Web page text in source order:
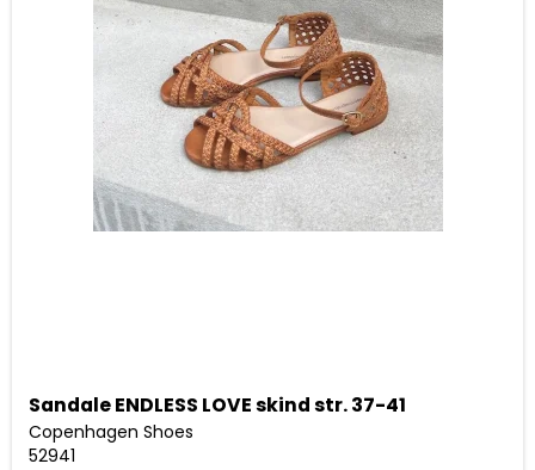
Sandale ENDLESS LOVE skind str. 37-41
Copenhagen Shoes
52941